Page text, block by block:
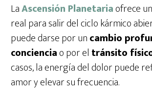
LaAscensión Planetariaofrece
real para salir del ciclo kármico
puede darse por uncambio
concienciao por el tránsito
casos, la energía del dolor puede
amor y elevar su frecuencia.